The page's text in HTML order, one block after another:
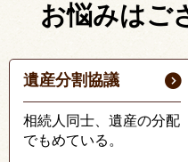
お悩みはご
遺産分割協議
相続人同士、遺産の分配
でもめている。